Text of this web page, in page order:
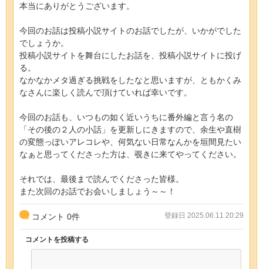
本当にありがとうございます。
今回のお話は投稿小説サイトのお話でしたが、いかがでした
でしょうか。
投稿小説サイトを舞台にしたお話を、投稿小説サイトに投げ
る。
なかなかメタ過ぎる挑戦をしたなと思いますが、ともかくみ
なさんに楽しく読んで頂けていれば幸いです。
今回のお話も、いつもの如く近いうちに番外編と言う名の
「その後の２人の小話」を更新しにきますので、余生や直樹
の変態っぽいアレコレや、何気ない日常なんかを垣間見たい
なぁと思ってくださった方は、覗きに来てやってください。
それでは、最後まで読んでくださった皆様。
また次回のお話でお会いしましょう～～！
コメント 0件 登録日 2025.06.11 20:29
コメントを投稿する